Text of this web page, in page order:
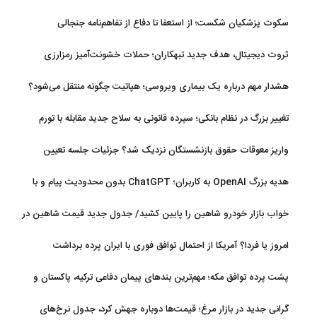
سکوت پزشکیان شکست؛ از استعفا تا دفاع از تفاهم‌نامه جنجالی
ثروت دیجیتال، هدف جدید تبهکاران؛ حملات خشونت‌آمیز رمزارزی
هشدار مهم درباره یک بیماری ویروسی؛ هپاتیت چگونه منتقل می‌شود؟
تغییر بزرگ در نظام بانکی؛ سپرده قانونی به سلاح جدید مقابله با تورم
واریز معوقات حقوق بازنشستگان نزدیک شد؟ جزئیات جلسه تعیین
هدیه بزرگ OpenAI به کاربران؛ ChatGPT بدون محدودیت پیام و با
خواب بازار خودرو شاهین را پایین کشید/ جدول جدید قیمت شاهین در
امروز یا فردا؟ آمریکا از احتمال توافق فوری با ایران پرده برداشت
پشت پرده توافق مکه؛ مهم‌ترین بندهای پیمان دفاعی ترکیه، پاکستان و
گرانی جدید در بازار مرغ؛ قیمت‌ها دوباره جهش کرد، جدول نرخ‌های